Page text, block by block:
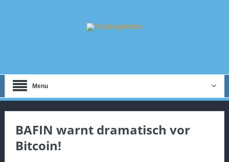
Menu
BAFIN warnt dramatisch vor
Bitcoin!